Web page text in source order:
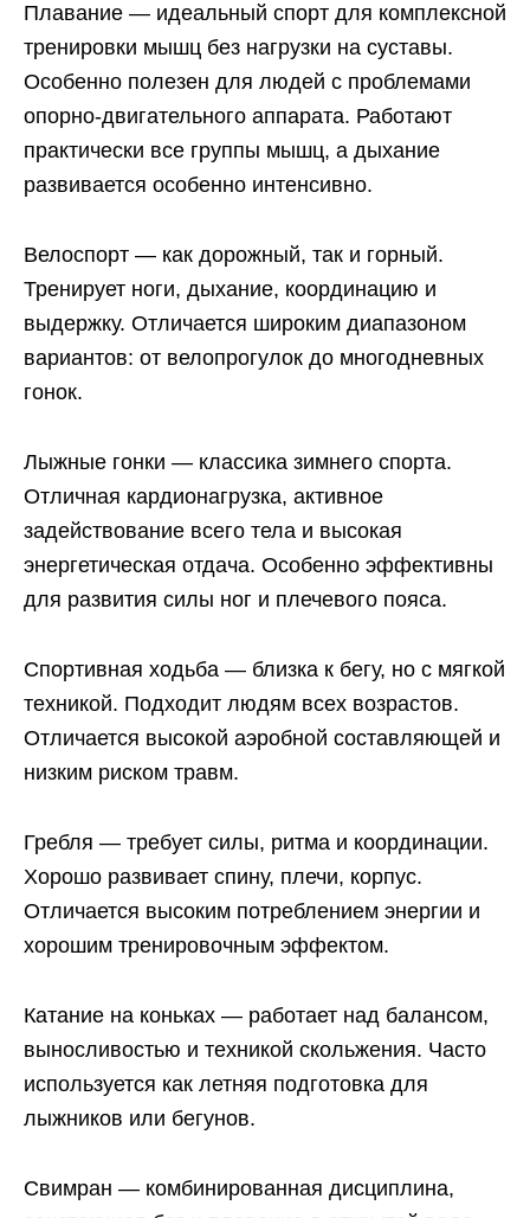
Плавание — идеальный спорт для комплексной
тренировки мышц без нагрузки на суставы.
Особенно полезен для людей с проблемами
опорно-двигательного аппарата. Работают
практически все группы мышц, а дыхание
развивается особенно интенсивно.
Велоспорт — как дорожный, так и горный.
Тренирует ноги, дыхание, координацию и
выдержку. Отличается широким диапазоном
вариантов: от велопрогулок до многодневных
гонок.
Лыжные гонки — классика зимнего спорта.
Отличная кардионагрузка, активное
задействование всего тела и высокая
энергетическая отдача. Особенно эффективны
для развития силы ног и плечевого пояса.
Спортивная ходьба — близка к бегу, но с мягкой
техникой. Подходит людям всех возрастов.
Отличается высокой аэробной составляющей и
низким риском травм.
Гребля — требует силы, ритма и координации.
Хорошо развивает спину, плечи, корпус.
Отличается высоким потреблением энергии и
хорошим тренировочным эффектом.
Катание на коньках — работает над балансом,
выносливостью и техникой скольжения. Часто
используется как летняя подготовка для
лыжников или бегунов.
Свимран — комбинированная дисциплина,